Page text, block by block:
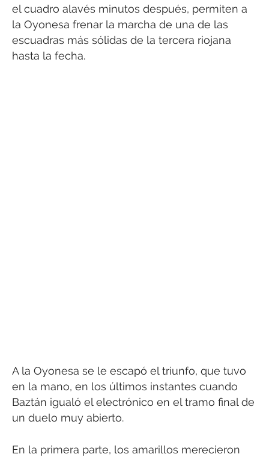
el cuadro alavés minutos después, permiten a
la Oyonesa frenar la marcha de una de las
escuadras más sólidas de la tercera riojana
hasta la fecha.
A la Oyonesa se le escapó el triunfo, que tuvo
en la mano, en los últimos instantes cuando
Baztán igualó el electrónico en el tramo final de
un duelo muy abierto.
En la primera parte, los amarillos merecieron